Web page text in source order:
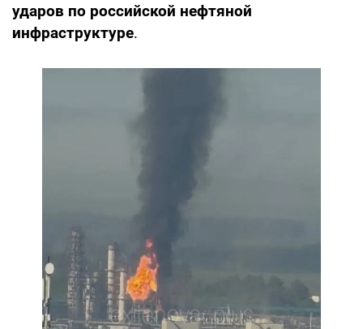
ударов по российской нефтяной
инфраструктуре.